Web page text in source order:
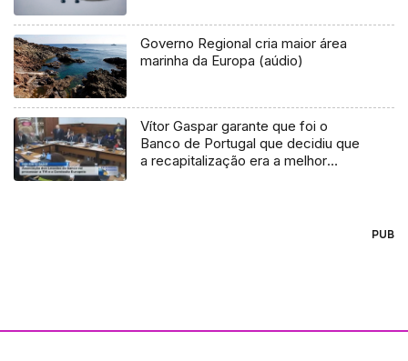
Governo Regional cria maior área
marinha da Europa (aúdio)
Vítor Gaspar garante que foi o
Banco de Portugal que decidiu que
a recapitalização era a melhor
PUB